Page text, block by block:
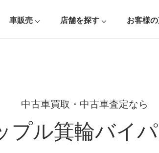
車販売 店舗を探す お客様
中古車買取・中古車査定なら
プル箕輪バイ